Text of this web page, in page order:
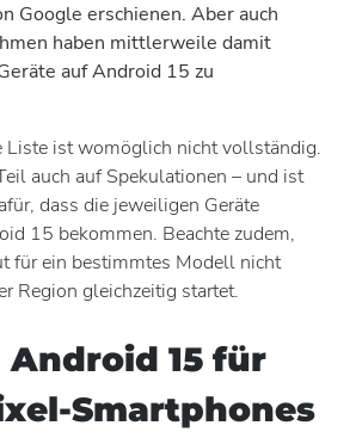
Google erschienen. Aber auch
haben mittlerweile damit
auf Android 15 zu
Liste ist womöglich nicht vollständig.
auch auf Spekulationen – und ist
dass die jeweiligen Geräte
15 bekommen. Beachte zudem,
für ein bestimmtes Modell nicht
Region gleichzeitig startet.
Android 15 für
Smartphones